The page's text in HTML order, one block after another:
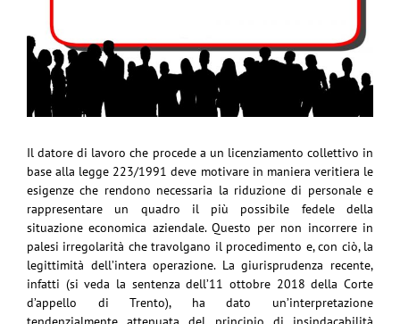
Il datore di lavoro che procede a un licenziamento collettivo in
base alla legge 223/1991 deve motivare in maniera veritiera le
esigenze che rendono necessaria la riduzione di personale e
rappresentare un quadro il più possibile fedele della
situazione economica aziendale. Questo per non incorrere in
palesi irregolarità che travolgano il procedimento e, con ciò, la
legittimità dell’intera operazione. La giurisprudenza recente,
infatti (si veda la sentenza dell’11 ottobre 2018 della Corte
d’appello di Trento), ha dato un’interpretazione